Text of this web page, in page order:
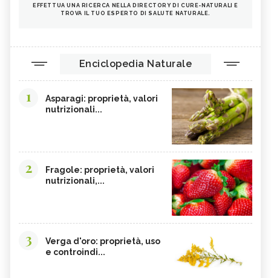
EFFETTUA UNA RICERCA NELLA DIRECTORY DI CURE-NATURALI E
TROVA IL TUO ESPERTO DI SALUTE NATURALE.
Enciclopedia Naturale
1
Asparagi: proprietà, valori
nutrizionali...
2
Fragole: proprietà, valori
nutrizionali,...
3
Verga d'oro: proprietà, uso
e controindi...